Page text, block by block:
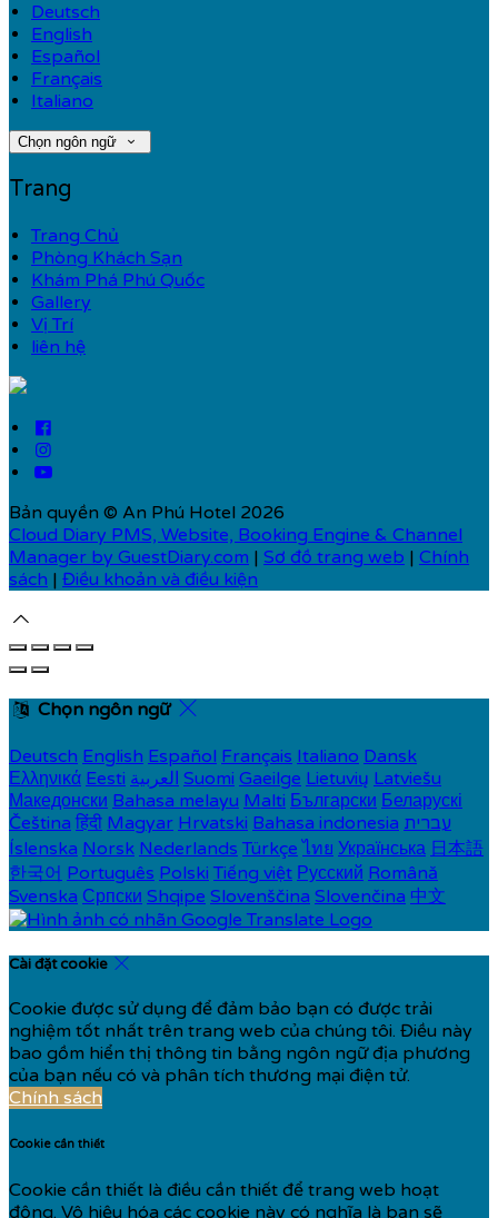
Deutsch
English
Español
Français
Italiano
Chọn ngôn ngữ
Trang
Trang Chủ
Phòng Khách Sạn
Khám Phá Phú Quốc
Gallery
Vị Trí
liên hệ
Bản quyền © An Phú Hotel 2026
Cloud Diary PMS, Website, Booking Engine & Channel
Manager by GuestDiary.com | Sơ đồ trang web | Chính
sách | Điều khoản và điều kiện
Chọn ngôn ngữ
Deutsch English Español Français Italiano Dansk
Ελληνικά Eesti العربية Suomi Gaeilge Lietuvių Latviešu
Македонски Bahasa melayu Malti Български Беларускі
Čeština हिंदी Magyar Hrvatski Bahasa indonesia עברית
Íslenska Norsk Nederlands Türkçe ไทย Українська 日本語
한국어 Português Polski Tiếng việt Русский Română
Svenska Српски Shqipe Slovenščina Slovenčina 中文
Cài đặt cookie
Cookie được sử dụng để đảm bảo bạn có được trải
nghiệm tốt nhất trên trang web của chúng tôi. Điều này
bao gồm hiển thị thông tin bằng ngôn ngữ địa phương
của bạn nếu có và phân tích thương mại điện tử.
Chính sách
Cookie cần thiết
Cookie cần thiết là điều cần thiết để trang web hoạt
động. Vô hiệu hóa các cookie này có nghĩa là bạn sẽ